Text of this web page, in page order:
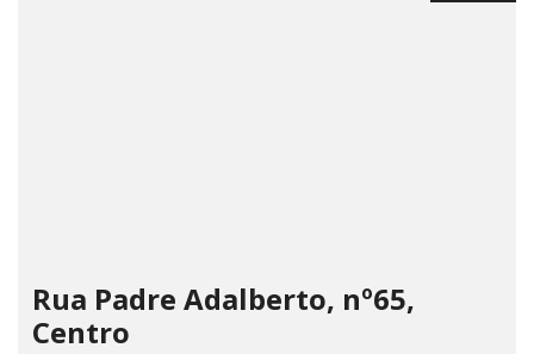
Rua Padre Adalberto, nº65,
Centro